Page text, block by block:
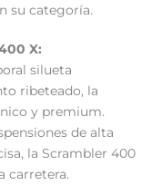
su categoría.
X:
silueta
ribeteado, la
y premium.
de alta
la Scrambler 400
carretera.